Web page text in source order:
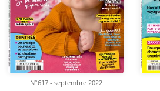
N°617 - septembre 2022